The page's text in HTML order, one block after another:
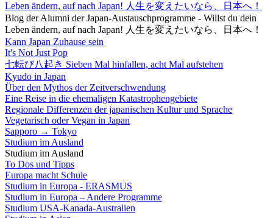
Leben ändern, auf nach Japan! 人生を変えたいなら、日本へ！
Blog der Alumni der Japan-Austauschprogramme - Willst du dein
Leben ändern, auf nach Japan! 人生を変えたいなら、日本へ！
Kann Japan Zuhause sein
It's Not Just Pop
七転び八起き Sieben Mal hinfallen, acht Mal aufstehen
Kyudo in Japan
Über den Mythos der Zeitverschwendung
Eine Reise in die ehemaligen Katastrophengebiete
Regionale Differenzen der japanischen Kultur und Sprache
Vegetarisch oder Vegan in Japan
Sapporo → Tokyo
Studium im Ausland
Studium im Ausland
To Dos und Tipps
Europa macht Schule
Studium in Europa - ERASMUS
Studium in Europa – Andere Programme
Studium USA-Kanada-Australien